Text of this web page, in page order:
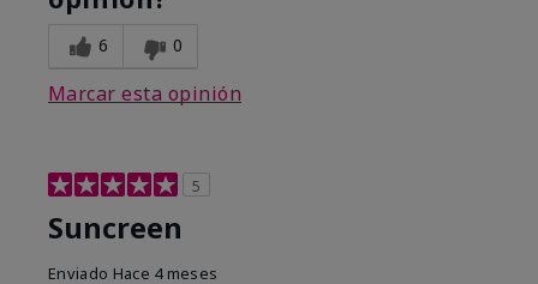
6 0
Marcar esta opinión
5
Suncreen
Enviado Hace 4 meses